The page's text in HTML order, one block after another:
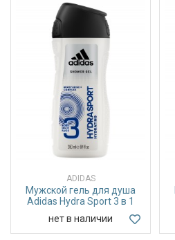
ADIDAS
Мужской гель для душа
Adidas Hydra Sport 3 в 1
нет в наличии